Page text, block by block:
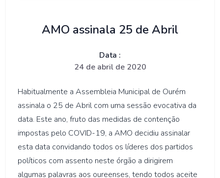
AMO assinala 25 de Abril
Data :
24 de abril de 2020
Habitualmente a Assembleia Municipal de Ourém
assinala o 25 de Abril com uma sessão evocativa da
data. Este ano, fruto das medidas de contenção
impostas pelo COVID-19, a AMO decidiu assinalar
esta data convidando todos os líderes dos partidos
políticos com assento neste órgão a dirigirem
algumas palavras aos oureenses, tendo todos aceite